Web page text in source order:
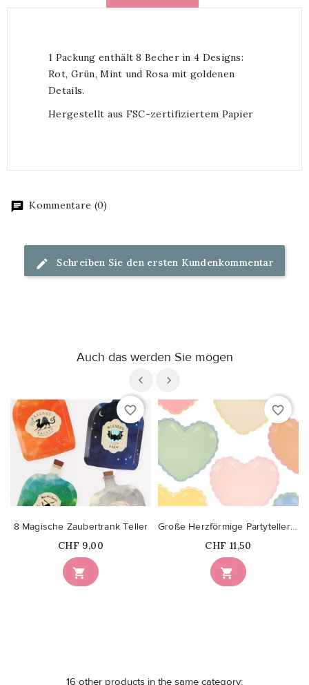
1 Packung enthält 8 Becher in 4 Designs:
Rot, Grün, Mint und Rosa mit goldenen
Details.
Hergestellt aus FSC-zertifiziertem Papier
Kommentare (0)
Schreiben Sie den ersten Kundenkommentar
Auch das werden Sie mögen
favorite_border

8 Magische Zaubertrank Teller
Price
CHF 9,00
favorite_border

Große Herzförmige Partyteller in Pastellfarben
Price
CHF 11,50
16 other products in the same category: